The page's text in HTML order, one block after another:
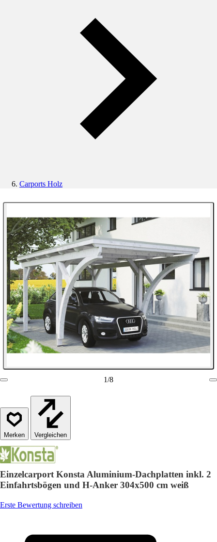
Carports Holz
1/8
Vergleichen
Einzelcarport Konsta Aluminium-Dachplatten inkl. 2
Einfahrtsbögen und H-Anker 304x500 cm weiß
Erste Bewertung schreiben